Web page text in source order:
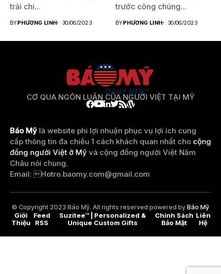
trải chi...
BYPHƯƠNG LINH 30/06/2023
trước công chúng...
BYPHƯƠNG LINH 30/06/2023
CƠ QUA NGÔN LUẬN CỦA NGƯỜI VIỆT TẠI MỸ
Báo Mỹ là website phi lợi nhuận phục vụ lợi ích cung
cấp thông tin đa chiều 1 cách khách quan nhất cho cộng
đồng người Việt ở Mỹ và cộng đồng người Việt Năm
Châu nói chung.
Email: Hotro.baomy.com@gmail.com
© Copyright 2023 Báo Mỹ. All rights reserved powered byBáo Mỹ
Giới
Thiệu
Feed
RSS
Suzitee™ | Personalized &
Unique Custom Gifts
Chính Sách
Bảo Mật
Liên
Hệ